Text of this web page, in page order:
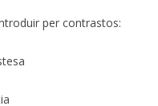
per contrastos: